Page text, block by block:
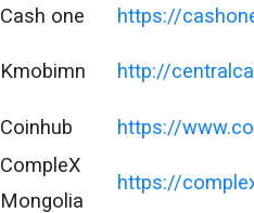
Cash one https://
Kmobimn http://
Coinhub https://
CompleX
Mongolia
https://